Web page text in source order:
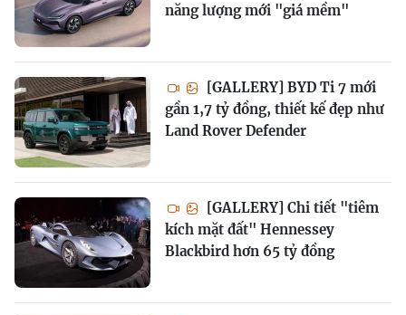
năng lượng mới "giá mềm"
[GALLERY] BYD Ti 7 mới
gần 1,7 tỷ đồng, thiết kế đẹp như
Land Rover Defender
[GALLERY] Chi tiết "tiêm
kích mặt đất" Hennessey
Blackbird hơn 65 tỷ đồng